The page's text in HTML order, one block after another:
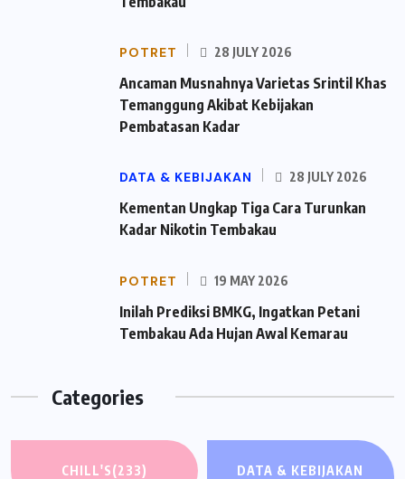
POTRET 28 JULY 2026
Ancaman Musnahnya Varietas Srintil Khas
Temanggung Akibat Kebijakan
Pembatasan Kadar
DATA & KEBIJAKAN 28 JULY 2026
Kementan Ungkap Tiga Cara Turunkan
Kadar Nikotin Tembakau
POTRET 19 MAY 2026
Inilah Prediksi BMKG, Ingatkan Petani
Tembakau Ada Hujan Awal Kemarau
Categories
CHILL'S(233)
DATA & KEBIJAKAN